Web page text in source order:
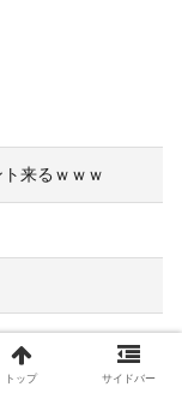
来るｗｗｗ
トップ サイドバー